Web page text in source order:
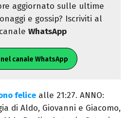
aggiornato sulle ultime
e gossip? Iscriviti al
WhatsApp
canale WhatsApp
felice alle 21:27. ANNO:
di Aldo, Giovanni e Giacomo,